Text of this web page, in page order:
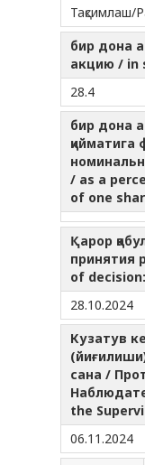
Тақсимлаш/
бир дона
акцию / in
28.4
бир дона
/ as a
of one
Қарор
принятия
of decision:
28.10.2024
Кузатув
сана /
the
06.11.2024